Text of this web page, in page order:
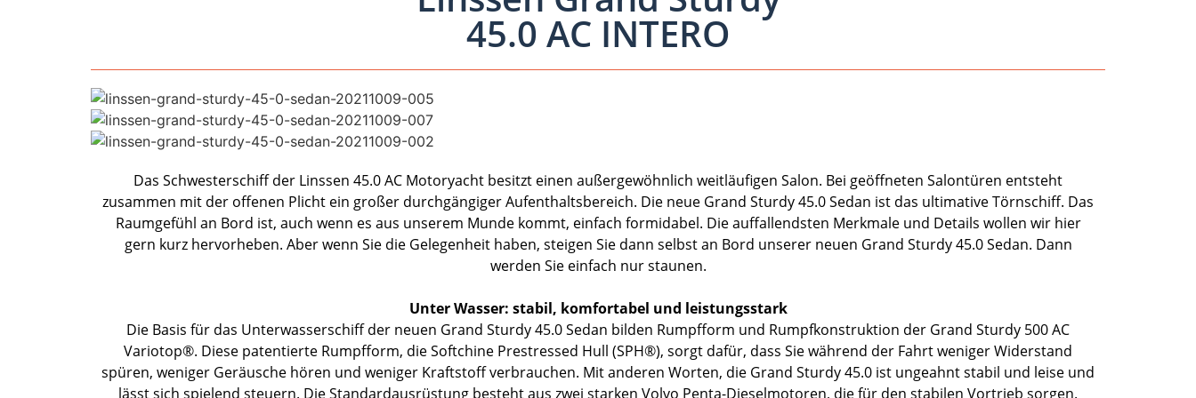
45.0 AC INTERO
Das Schwesterschiff der Linssen 45.0 AC Motoryacht besitzt einen außergewöhnlich weitläufigen Salon. Bei geöffneten Salontüren entsteht
zusammen mit der offenen Plicht ein großer durchgängiger Aufenthaltsbereich. Die neue Grand Sturdy 45.0 Sedan ist das ultimative Törnschiff. Das
Raumgefühl an Bord ist, auch wenn es aus unserem Munde kommt, einfach formidabel. Die auffallendsten Merkmale und Details wollen wir hier
gern kurz hervorheben. Aber wenn Sie die Gelegenheit haben, steigen Sie dann selbst an Bord unserer neuen Grand Sturdy 45.0 Sedan. Dann
werden Sie einfach nur staunen.
Unter Wasser: stabil, komfortabel und leistungsstark
Die Basis für das Unterwasserschiff der neuen Grand Sturdy 45.0 Sedan bilden Rumpfform und Rumpfkonstruktion der Grand Sturdy 500 AC
Variotop®. Diese patentierte Rumpfform, die Softchine Prestressed Hull (SPH®), sorgt dafür, dass Sie während der Fahrt weniger Widerstand
spüren, weniger Geräusche hören und weniger Kraftstoff verbrauchen. Mit anderen Worten, die Grand Sturdy 45.0 ist ungeahnt stabil und leise und
lässt sich spielend steuern. Die Standardausrüstung besteht aus zwei starken Volvo Penta-Dieselmotoren, die für den stabilen Vortrieb sorgen.